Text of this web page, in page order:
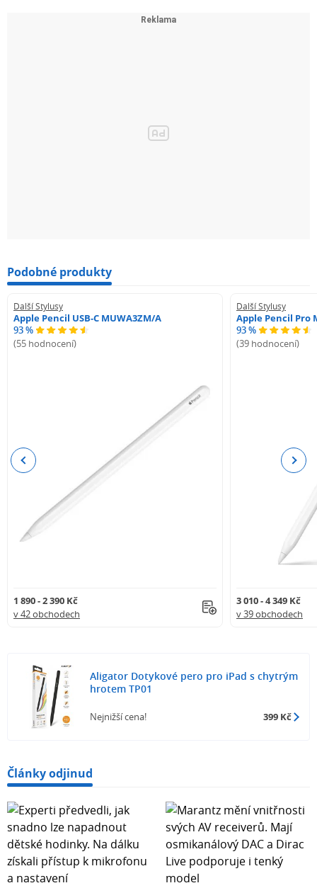
Podobné produkty
Další Stylusy
Apple Pencil USB-C MUWA3ZM/A
93 %
(55 hodnocení)
1 890 - 2 390 Kč
v 42 obchodech
Další Stylusy
Apple Pencil Pro
93 %
(39 hodnocení)
3 010 - 4 349 Kč
v 39 obchodech
Previous Next
Aligator Dotykové pero pro iPad s chytrým
hrotem TP01
Nejnižší cena! 399 Kč
Články odjinud